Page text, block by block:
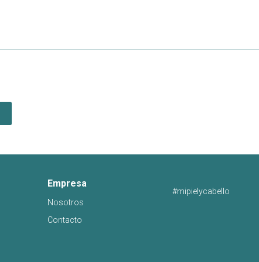
Empresa
Nosotros
Contacto
#mipielycabello